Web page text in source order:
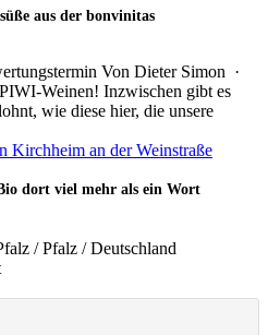
aus der bonvinitas
Von Dieter Simon ·
Weinen! Inzwischen gibt es
wie diese hier, die unsere
Kirchheim an der Weinstraße
dort viel mehr als ein Wort
/ Pfalz / Deutschland